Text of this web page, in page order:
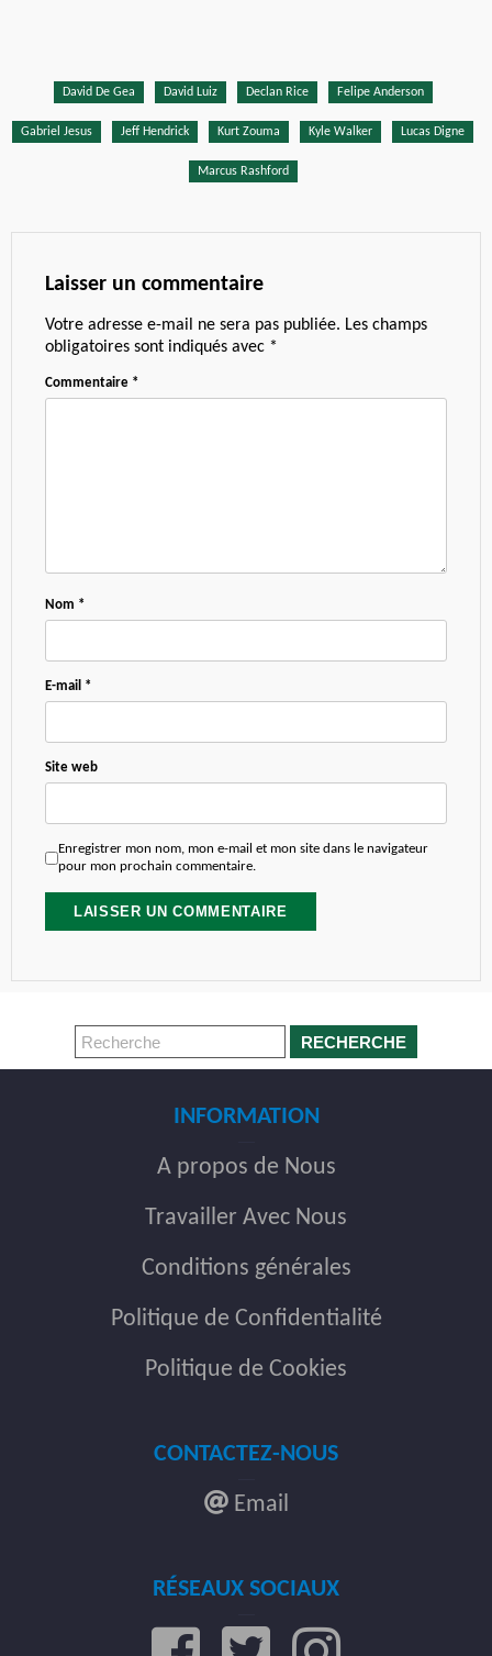
David De Gea David Luiz Declan Rice Felipe Anderson
Gabriel Jesus Jeff Hendrick Kurt Zouma Kyle Walker Lucas Digne
Marcus Rashford
Laisser un commentaire
Votre adresse e-mail ne sera pas publiée. Les champs
obligatoires sont indiqués avec *
Commentaire *
Nom *
E-mail *
Site web
Enregistrer mon nom, mon e-mail et mon site dans le navigateur
pour mon prochain commentaire.
RECHERCHE
INFORMATION
A propos de Nous
Travailler Avec Nous
Conditions générales
Politique de Confidentialité
Politique de Cookies
CONTACTEZ-NOUS
Email
RÉSEAUX SOCIAUX